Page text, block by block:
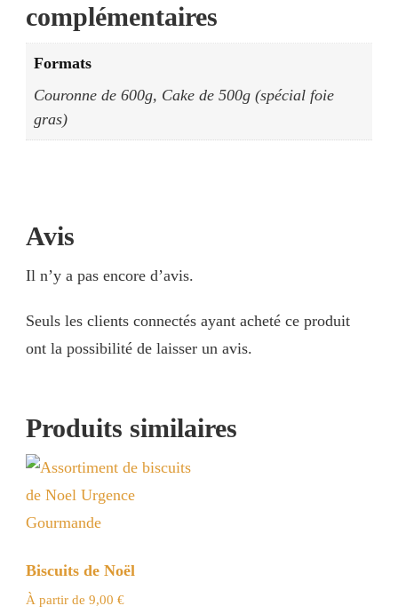
complémentaires
Formats
Couronne de 600g, Cake de 500g (spécial foie
gras)
Avis
Il n’y a pas encore d’avis.
Seuls les clients connectés ayant acheté ce produit
ont la possibilité de laisser un avis.
Produits similaires
Biscuits de Noël
À partir de 9,00 €